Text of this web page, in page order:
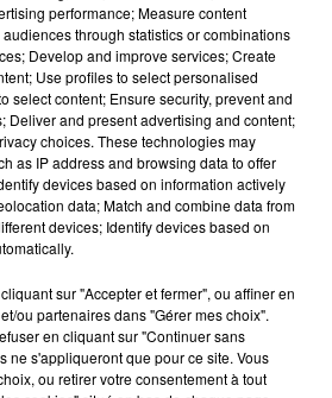
4 sec)
du 23/05/2026
sec
100% DU 23/05/2026
performance; Measure content
through statistics or combinations
Develop and improve services; Create
Use profiles to select personalised
select content; Ensure security, prevent and
Deliver and present advertising and content;
choices. These technologies may
as IP address and browsing data to offer
devices based on information actively
data; Match and combine data from
devices; Identify devices based on
sur "Accepter et fermer", ou affiner en
ou partenaires dans "Gérer mes choix".
en cliquant sur "Continuer sans
ne s'appliqueront que pour ce site. Vous
ou retirer votre consentement à tout